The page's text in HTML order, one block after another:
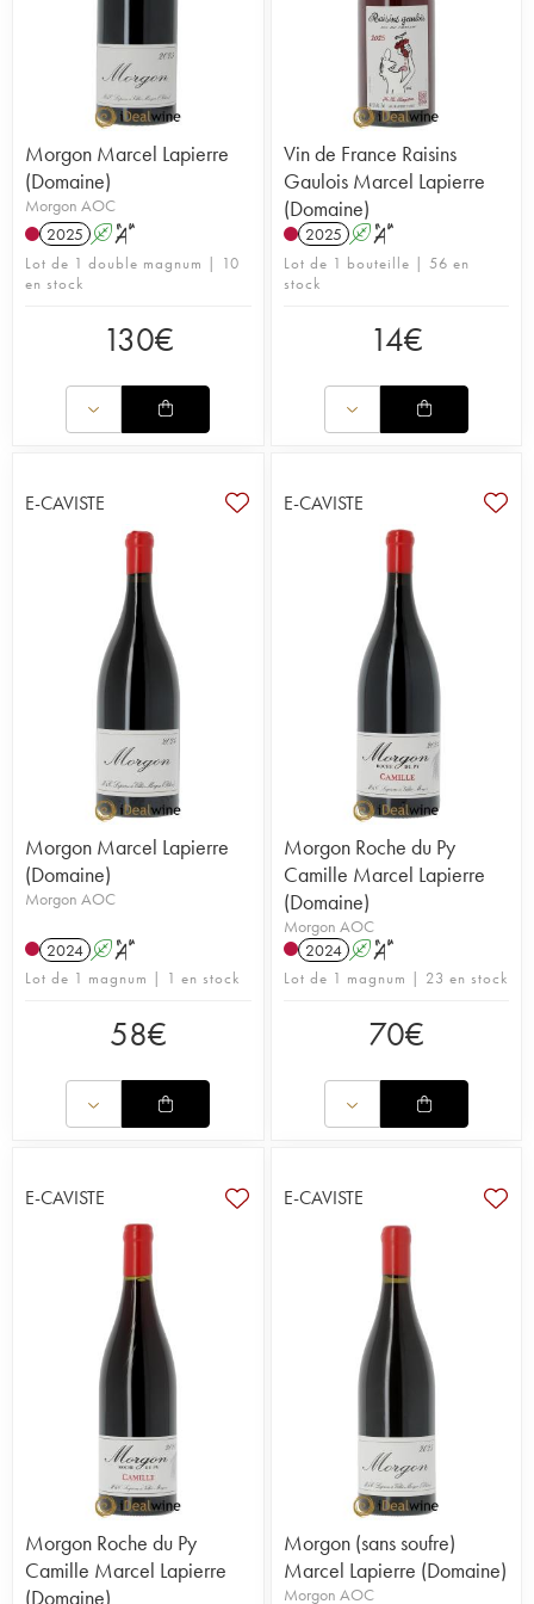
Morgon Marcel Lapierre
(Domaine)
Morgon AOC
2025 A S
Lot de 1 double magnum | 10
en stock
130€
Vin de France Raisins
Gaulois Marcel Lapierre
(Domaine)
2025 A S
Lot de 1 bouteille | 56 en
stock
14€
E-CAVISTE
Morgon Marcel Lapierre
(Domaine)
Morgon AOC
2024 A S
Lot de 1 magnum | 1 en stock
58€
E-CAVISTE
Morgon Roche du Py
Camille Marcel Lapierre
(Domaine)
Morgon AOC
2024 A S
Lot de 1 magnum | 23 en stock
70€
E-CAVISTE
Morgon Roche du Py
Camille Marcel Lapierre
(Domaine)
E-CAVISTE
Morgon (sans soufre)
Marcel Lapierre (Domaine)
Morgon AOC